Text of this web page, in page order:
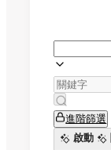
進階篩選
啟動